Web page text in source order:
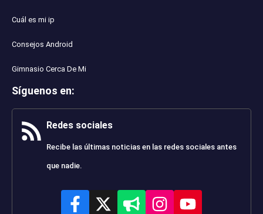
Cuál es mi ip
Consejos Android
Gimnasio Cerca De Mi
Síguenos en:
Redes sociales
Recibe las últimas noticias en las redes sociales antes
que nadie.